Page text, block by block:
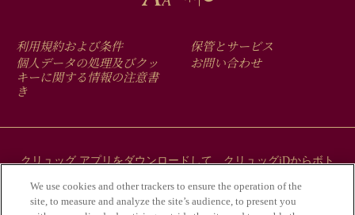
FOOTER
MENU
利用規約および条件
個人データの処理及びクッ
キーに関する情報の注意書
き
保管とサービス
お問い合わせ
クリュッグ アプリをダウンロードして、クリュッグiDからボト
We use cookies and other trackers to ensure the operation of the
site, to measure and analyze the site’s audience, to present you